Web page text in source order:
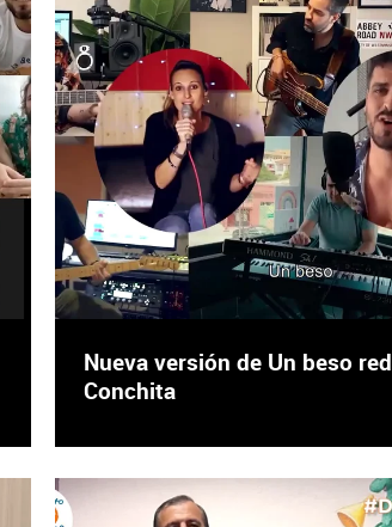
Nueva versión de Un beso
Conchita
X Facebook